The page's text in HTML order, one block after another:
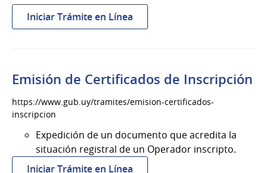
Iniciar Trámite en Línea
Denuncia
por
servicios
turísticos
Emisión de Certificados de Inscripción
https://www.gub.uy/tramites/emision-certificados-
inscripcion
Expedición de un documento que acredita la
situación registral de un Operador inscripto.
Iniciar Trámite en Línea